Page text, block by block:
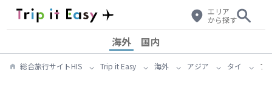
エリア
から探す
海外 国内
総合旅行サイトHIS Trip it Easy 海外 アジア タイ プ